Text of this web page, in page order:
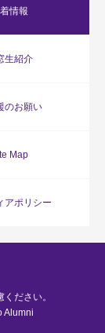
情報
生紹介
のお願い
Map
アポリシー
ださい。
Alumni